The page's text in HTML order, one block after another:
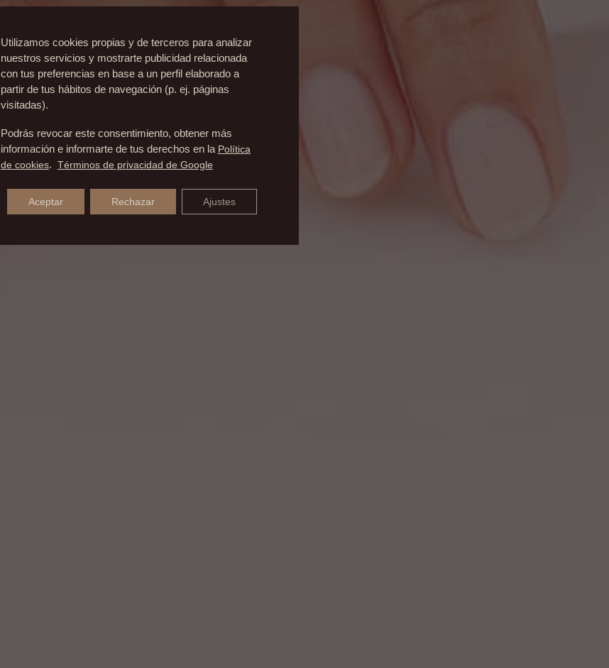
Utilizamos cookies propias y de terceros para analizar
nuestros servicios y mostrarte publicidad relacionada
con tus preferencias en base a un perfil elaborado a
partir de tus hábitos de navegación (p. ej. páginas
visitadas).
Podrás revocar este consentimiento, obtener más
información e informarte de tus derechos en la Política
de cookies. Términos de privacidad de Google
Aceptar Rechazar Ajustes